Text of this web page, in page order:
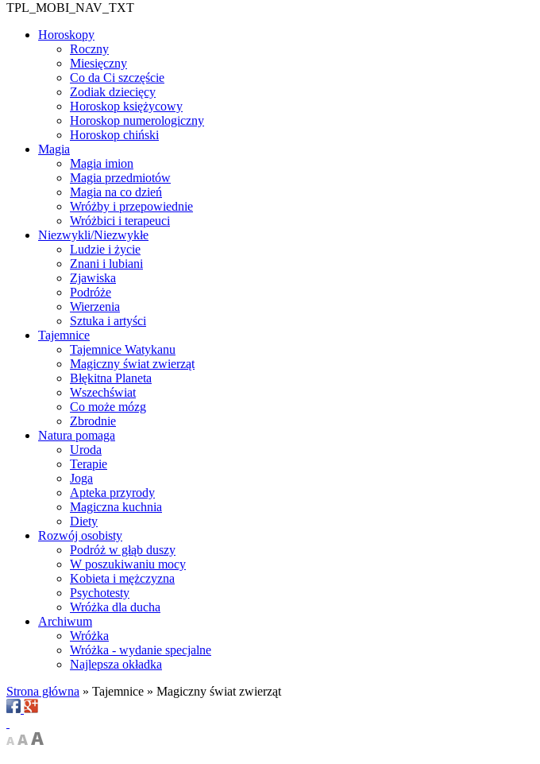
TPL_MOBI_NAV_TXT
Horoskopy
Roczny
Miesięczny
Co da Ci szczęście
Zodiak dziecięcy
Horoskop księżycowy
Horoskop numerologiczny
Horoskop chiński
Magia
Magia imion
Magia przedmiotów
Magia na co dzień
Wróżby i przepowiednie
Wróżbici i terapeuci
Niezwykli/Niezwykłe
Ludzie i życie
Znani i lubiani
Zjawiska
Podróże
Wierzenia
Sztuka i artyści
Tajemnice
Tajemnice Watykanu
Magiczny świat zwierząt
Błękitna Planeta
Wszechświat
Co może mózg
Zbrodnie
Natura pomaga
Uroda
Terapie
Joga
Apteka przyrody
Magiczna kuchnia
Diety
Rozwój osobisty
Podróż w głąb duszy
W poszukiwaniu mocy
Kobieta i mężczyzna
Psychotesty
Wróżka dla ducha
Archiwum
Wróżka
Wróżka - wydanie specjalne
Najlepsza okładka
Strona główna » Tajemnice » Magiczny świat zwierząt